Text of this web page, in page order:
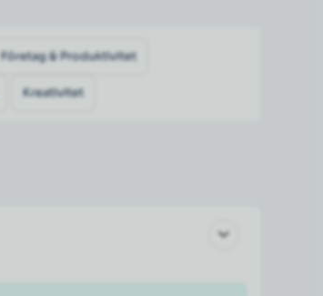
Företag & Produktivitet
Kreativitet